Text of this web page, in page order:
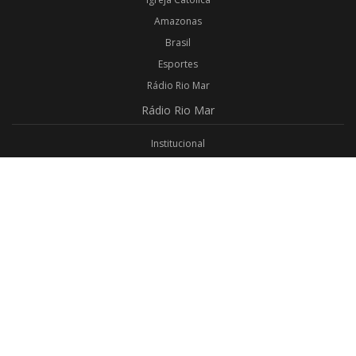
Amazonas
Brasil
Esportes
Rádio Rio Mar
Rádio Rio Mar
Institucional